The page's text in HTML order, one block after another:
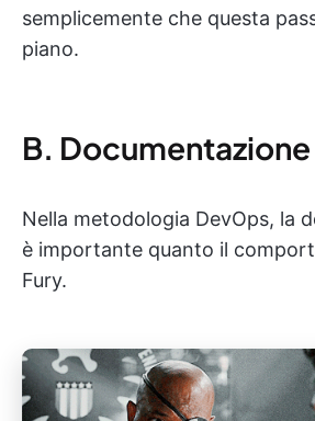
semplicemente che questa
piano.
B.
Nella metodologia DevOps, la
è importante quanto il
Fury.